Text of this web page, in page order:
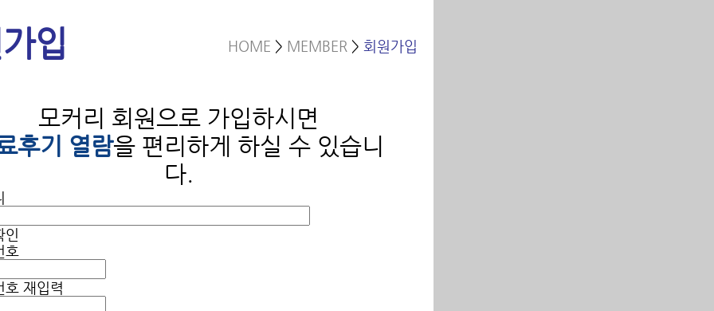
입 HOME > MEMBER > 회원가입
모커리 회원으로 가입하시면
후기 열람을 편리하게 하실 수 있습니
다.
호
호 재입력